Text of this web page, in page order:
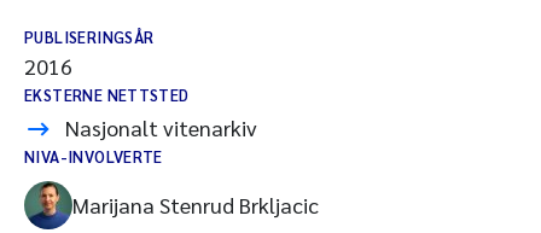
PUBLISERINGSÅR
2016
EKSTERNE NETTSTED
Nasjonalt vitenarkiv
NIVA-INVOLVERTE
Marijana Stenrud Brkljacic